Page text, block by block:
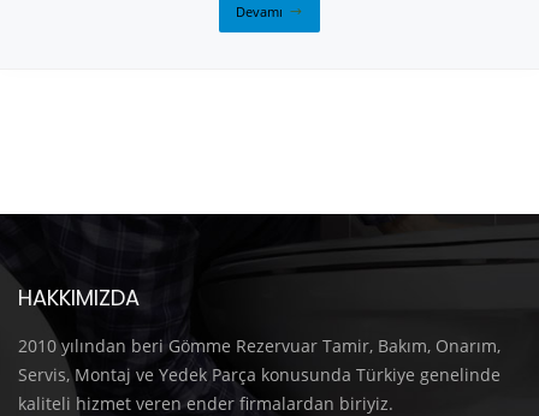
Devamı
HAKKIMIZDA
2010 yılından beri Gömme Rezervuar Tamir, Bakım, Onarım,
Servis, Montaj ve Yedek Parça konusunda Türkiye genelinde
kaliteli hizmet veren ender firmalardan biriyiz.